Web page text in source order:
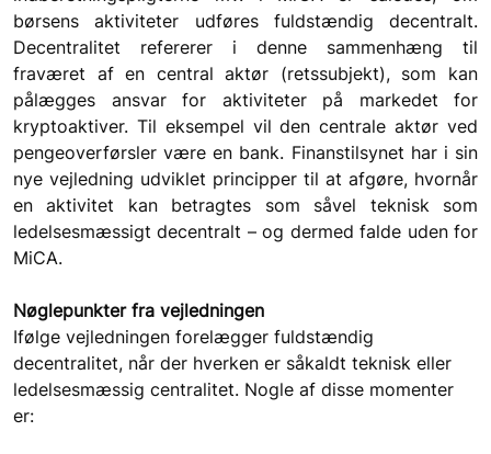
børsens aktiviteter udføres fuldstændig decentralt.
Decentralitet refererer i denne sammenhæng til
fraværet af en central aktør (retssubjekt), som kan
pålægges ansvar for aktiviteter på markedet for
kryptoaktiver. Til eksempel vil den centrale aktør ved
pengeoverførsler være en bank. Finanstilsynet har i sin
nye vejledning udviklet principper til at afgøre, hvornår
en aktivitet kan betragtes som såvel teknisk som
ledelsesmæssigt decentralt – og dermed falde uden for
MiCA.
Nøglepunkter fra vejledningen
Ifølge vejledningen forelægger fuldstændig
decentralitet, når der hverken er såkaldt teknisk eller
ledelsesmæssig centralitet. Nogle af disse momenter
er: